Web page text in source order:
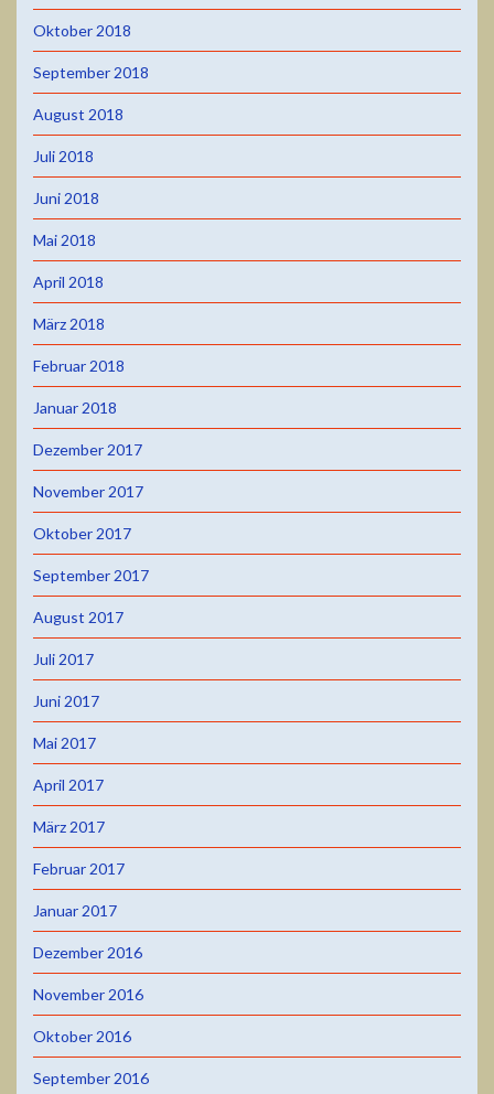
Oktober 2018
September 2018
August 2018
Juli 2018
Juni 2018
Mai 2018
April 2018
März 2018
Februar 2018
Januar 2018
Dezember 2017
November 2017
Oktober 2017
September 2017
August 2017
Juli 2017
Juni 2017
Mai 2017
April 2017
März 2017
Februar 2017
Januar 2017
Dezember 2016
November 2016
Oktober 2016
September 2016